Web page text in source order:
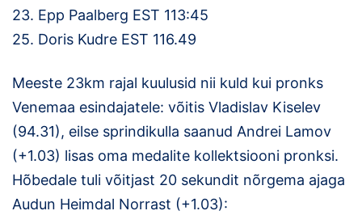
23. Epp Paalberg EST 113:45
25. Doris Kudre EST 116.49
Meeste 23km rajal kuulusid nii kuld kui pronks
Venemaa esindajatele: võitis Vladislav Kiselev
(94.31), eilse sprindikulla saanud Andrei Lamov
(+1.03) lisas oma medalite kollektsiooni pronksi.
Hõbedale tuli võitjast 20 sekundit nõrgema ajaga
Audun Heimdal Norrast (+1.03):